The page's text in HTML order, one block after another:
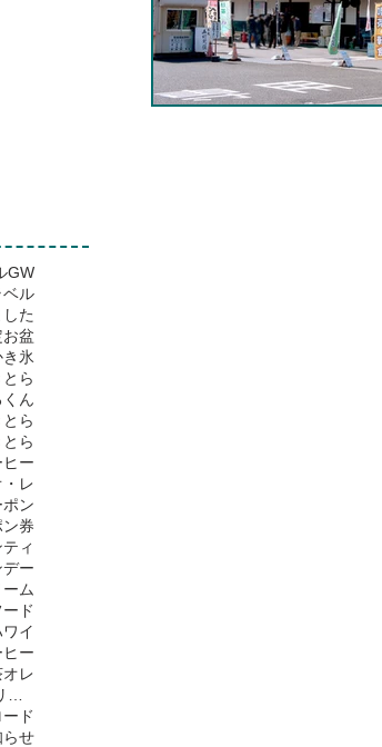
GW
ベル
た
お盆
き氷
とら
くん
ら
ら
ー
レ
ポン
券
ィ
ー
ム
ド
イ
ー
レ
ド
らせ